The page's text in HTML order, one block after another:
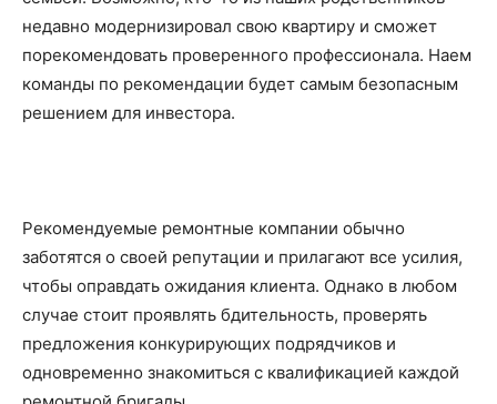
недавно модернизировал свою квартиру и сможет
порекомендовать проверенного профессионала. Наем
команды по рекомендации будет самым безопасным
решением для инвестора.
Рекомендуемые ремонтные компании обычно
заботятся о своей репутации и прилагают все усилия,
чтобы оправдать ожидания клиента. Однако в любом
случае стоит проявлять бдительность, проверять
предложения конкурирующих подрядчиков и
одновременно знакомиться с квалификацией каждой